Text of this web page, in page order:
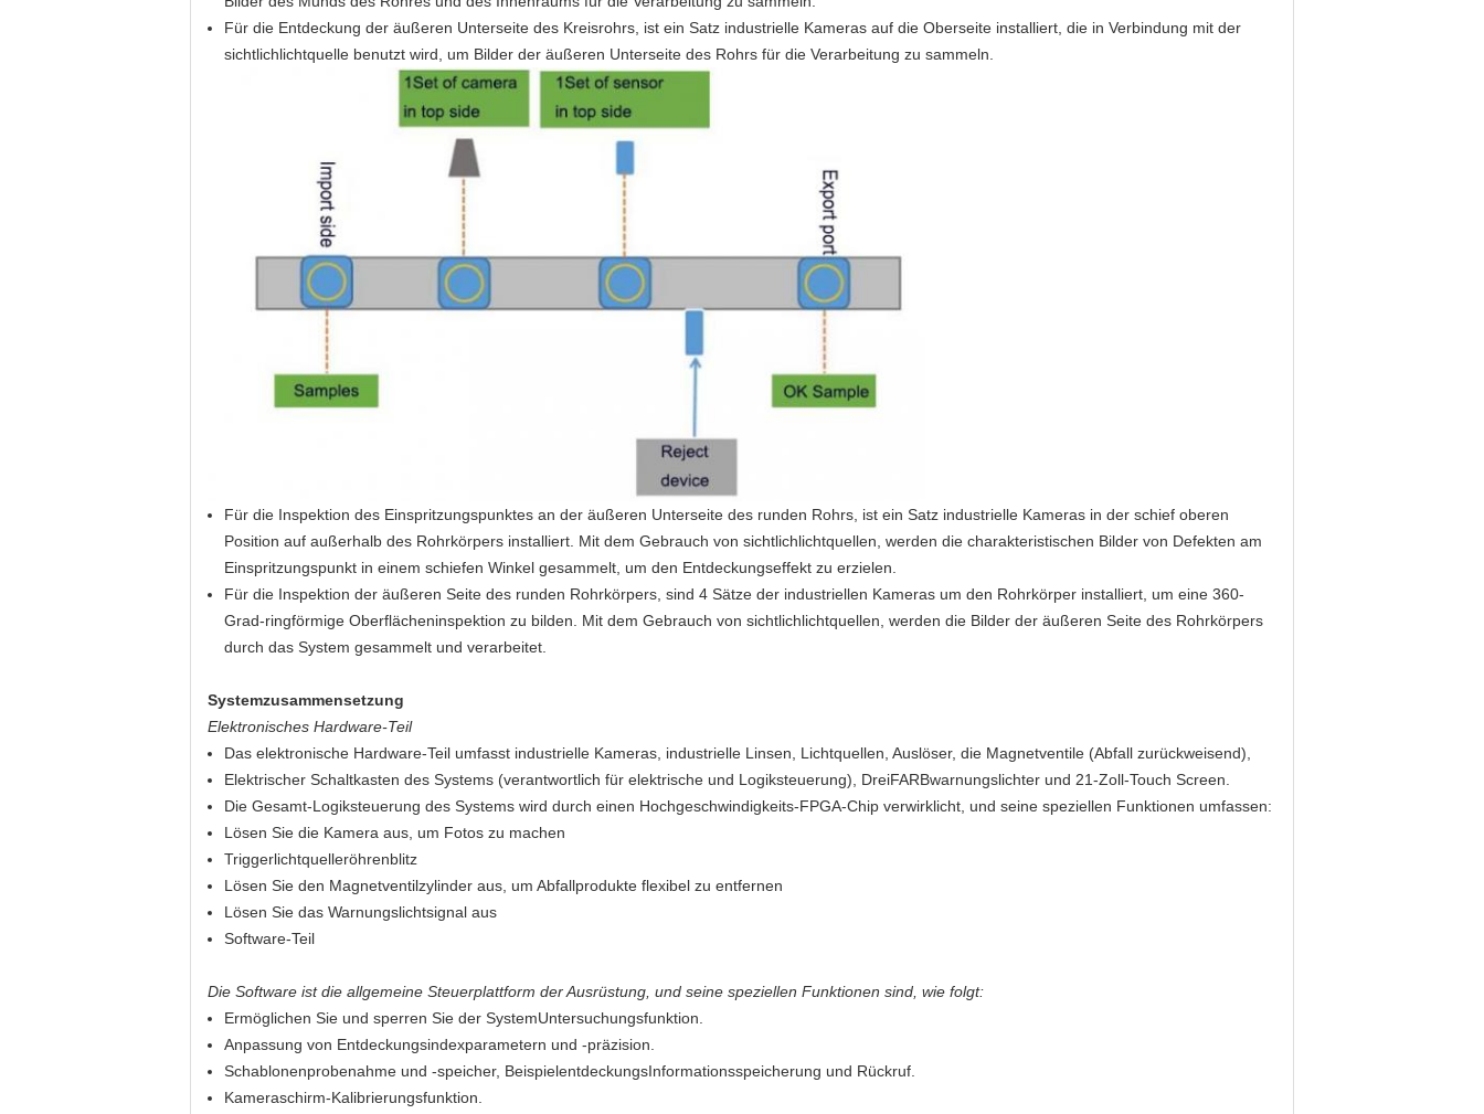
Für die Entdeckung der äußeren Unterseite des Kreisrohrs, ist ein Satz industrielle Kameras auf die Oberseite installiert, die in Verbindung mit der
sichtlichlichtquelle benutzt wird, um Bilder der äußeren Unterseite des Rohrs für die Verarbeitung zu sammeln.
Für die Inspektion des Einspritzungspunktes an der äußeren Unterseite des runden Rohrs, ist ein Satz industrielle Kameras in der schief oberen
Position auf außerhalb des Rohrkörpers installiert. Mit dem Gebrauch von sichtlichlichtquellen, werden die charakteristischen Bilder von Defekten am
Einspritzungspunkt in einem schiefen Winkel gesammelt, um den Entdeckungseffekt zu erzielen.
Für die Inspektion der äußeren Seite des runden Rohrkörpers, sind 4 Sätze der industriellen Kameras um den Rohrkörper installiert, um eine 360-
Grad-ringförmige Oberflächeninspektion zu bilden. Mit dem Gebrauch von sichtlichlichtquellen, werden die Bilder der äußeren Seite des Rohrkörpers
durch das System gesammelt und verarbeitet.
Systemzusammensetzung
Elektronisches Hardware-Teil
Das elektronische Hardware-Teil umfasst industrielle Kameras, industrielle Linsen, Lichtquellen, Auslöser, die Magnetventile (Abfall zurückweisend),
Elektrischer Schaltkasten des Systems (verantwortlich für elektrische und Logiksteuerung), DreiFARBwarnungslichter und 21-Zoll-Touch Screen.
Die Gesamt-Logiksteuerung des Systems wird durch einen Hochgeschwindigkeits-FPGA-Chip verwirklicht, und seine speziellen Funktionen umfassen:
Lösen Sie die Kamera aus, um Fotos zu machen
Triggerlichtquelleröhrenblitz
Lösen Sie den Magnetventilzylinder aus, um Abfallprodukte flexibel zu entfernen
Lösen Sie das Warnungslichtsignal aus
Software-Teil
Die Software ist die allgemeine Steuerplattform der Ausrüstung, und seine speziellen Funktionen sind, wie folgt:
Ermöglichen Sie und sperren Sie der SystemUntersuchungsfunktion.
Anpassung von Entdeckungsindexparametern und -präzision.
Schablonenprobenahme und -speicher, BeispielentdeckungsInformationsspeicherung und Rückruf.
Kameraschirm-Kalibrierungsfunktion.